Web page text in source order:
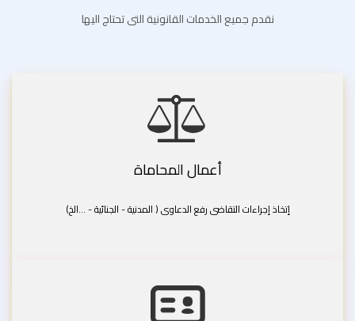
نقدم جميع الخدمات القانونية التى تحتاج اليها
أعمال المحاماة
إتخاذ إجراءات التقاضى رفع الدعاوى ( المدنية - الجنائية - ...الخ)